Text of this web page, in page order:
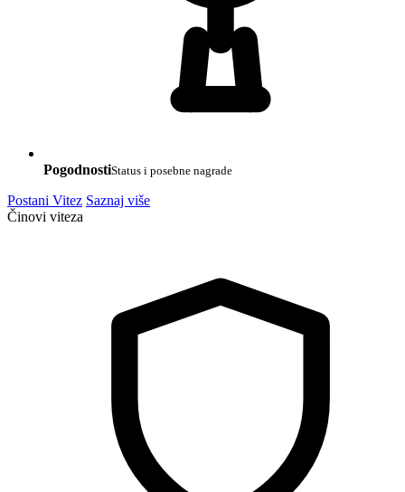
PogodnostiStatus i posebne nagrade
Postani Vitez Saznaj više
Činovi viteza